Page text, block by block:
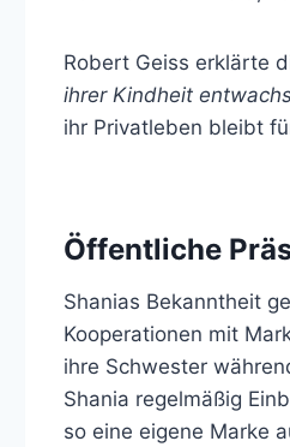
Robert Geiss erklärte
ihrer Kindheit
ihr Privatleben bleibt
Öffentliche
Shanias Bekanntheit
Kooperationen mit
ihre Schwester
Shania regelmäßig
so eine eigene Marke